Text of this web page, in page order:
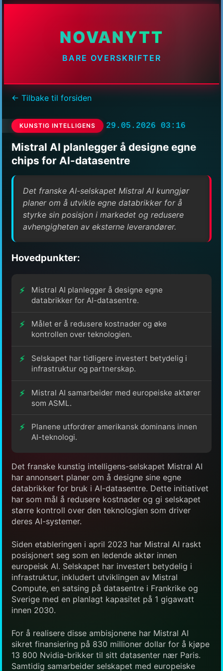
NOVANYTT
BARE OVERSKRIFTER
← Tilbake til forsiden
KUNSTIG INTELLIGENS 29.05.2026 03:16
Mistral AI planlegger å designe egne
chips for AI-datasentre
Det franske AI-selskapet Mistral AI kunngjør
planer om å utvikle egne databrikker for å
styrke sin posisjon i markedet og redusere
avhengigheten av eksterne leverandører.
Hovedpunkter:
Mistral AI planlegger å designe egne
databrikker for AI-datasentre.
Målet er å redusere kostnader og øke
kontrollen over teknologien.
Selskapet har tidligere investert betydelig i
infrastruktur og partnerskap.
Mistral AI samarbeider med europeiske aktører
som ASML.
Planene utfordrer amerikansk dominans innen
AI-teknologi.
Det franske kunstig intelligens-selskapet Mistral AI
har annonsert planer om å designe sine egne
databrikker for bruk i AI-datasentre. Dette initiativet
har som mål å redusere kostnader og gi selskapet
større kontroll over den teknologien som driver
deres AI-systemer.
Siden etableringen i april 2023 har Mistral AI raskt
posisjonert seg som en ledende aktør innen
europeisk AI. Selskapet har investert betydelig i
infrastruktur, inkludert utviklingen av Mistral
Compute, en satsing på datasentre i Frankrike og
Sverige med en planlagt kapasitet på 1 gigawatt
innen 2030.
For å realisere disse ambisjonene har Mistral AI
sikret finansiering på 830 millioner dollar for å kjøpe
13 800 Nvidia-brikker til sitt datasenter nær Paris.
Samtidig samarbeider selskapet med europeiske